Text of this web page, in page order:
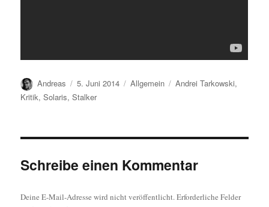
Autor
Andreas
Veröffentlicht
am
5. Juni 2014 Kategorien
Allgemein Schlagwörter
Andrei Tarkowski,
Kritik,Solaris,Stalker
Schreibe einen Kommentar
Deine E-Mail-Adresse wird nicht veröffentlicht. Erforderliche Felder